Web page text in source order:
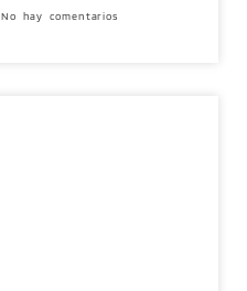
No hay comentarios